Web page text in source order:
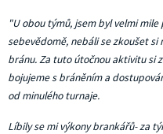
"U obou týmů, jsem byl velmi
sebevědomě, nebáli se zkoušet si
bránu. Za tuto útočnou aktivitu si
bojujeme s bráněním a
od minulého turnaje.
Líbily se mi výkony brankářů- za